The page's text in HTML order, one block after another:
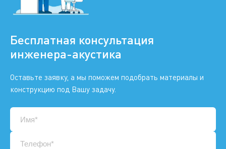
Бесплатная консультация
инженера-акустика
Оставьте заявку, а мы поможем подобрать материалы и
конструкцию под Вашу задачу.